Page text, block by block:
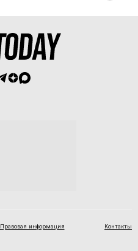
Правовая информация Контакты